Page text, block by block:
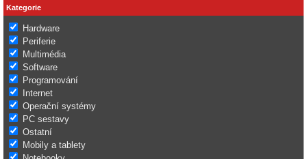
Kategorie
Hardware
Periferie
Multimédia
Software
Programování
Internet
Operační systémy
PC sestavy
Ostatní
Mobily a tablety